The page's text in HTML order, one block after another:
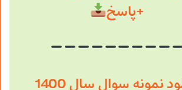
+پاسخ
دانلود نمونه سوال سال 1400